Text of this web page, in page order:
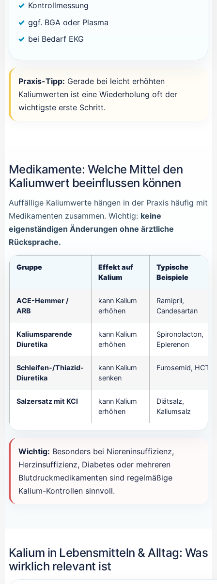
Kontrollmessung
ggf. BGA oder Plasma
bei Bedarf EKG
Praxis-Tipp: Gerade bei leicht erhöhten
Kaliumwerten ist eine Wiederholung oft der
wichtigste erste Schritt.
Medikamente: Welche Mittel den
Kaliumwert beeinflussen können
Auffällige Kaliumwerte hängen in der Praxis häufig mit
Medikamenten zusammen. Wichtig: keine
eigenständigen Änderungen ohne ärztliche
Rücksprache.
Gruppe
Effekt auf
Kalium
Typische
Beispiele
ACE-Hemmer /
ARB
kann Kalium
erhöhen
Ramipril,
Candesartan
Kaliumsparende
Diuretika
kann Kalium
erhöhen
Spironolacton,
Eplerenon
Schleifen-/Thiazid-
Diuretika
kann Kalium
senken
Furosemid, HCT
Salzersatz mit KCl
kann Kalium
erhöhen
Diätsalz,
Kaliumsalz
Wichtig: Besonders bei Niereninsuffizienz,
Herzinsuffizienz, Diabetes oder mehreren
Blutdruckmedikamenten sind regelmäßige
Kalium-Kontrollen sinnvoll.
Kalium in Lebensmitteln & Alltag: Was
wirklich relevant ist